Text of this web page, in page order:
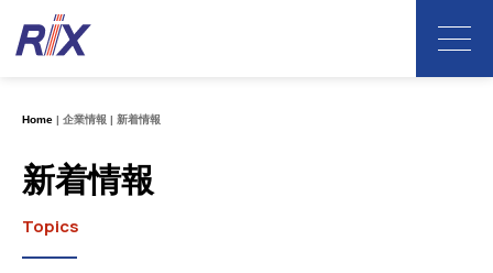
Home 企業情報 新着情報
新着情報
Topics